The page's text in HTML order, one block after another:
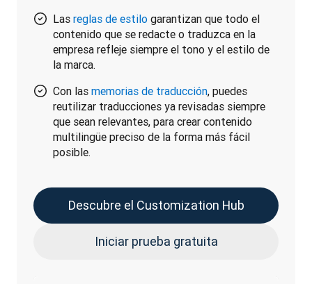
Las reglas de estilo garantizan que todo el
contenido que se redacte o traduzca en la
empresa refleje siempre el tono y el estilo de
la marca.
Con las memorias de traducción, puedes
reutilizar traducciones ya revisadas siempre
que sean relevantes, para crear contenido
multilingüe preciso de la forma más fácil
posible.
Descubre el Customization Hub
Iniciar prueba gratuita